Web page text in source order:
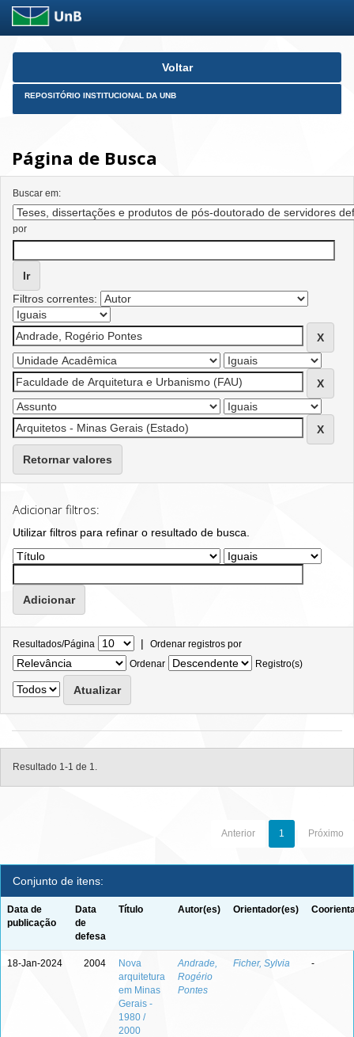
Skip
Voltar
REPOSITÓRIO INSTITUCIONAL DA UNB
Página de Busca
Buscar em:
por
Filtros correntes:
Retornar valores
Adicionar filtros:
Utilizar filtros para refinar o resultado de busca.
Resultados/Página | Ordenar registros por
Ordenar
Registro(s)
Resultado 1-1 de 1.
Anterior 1 Próximo
Conjunto de itens:
Data de
publicação
Data
de
defesa
Título Autor(es) Orientador(es)
18-Jan-2024 2004
Nova
arquitetura
em Minas
Gerais -
1980 /
2000
Andrade,
Rogério
Pontes
Ficher, Sylvia -